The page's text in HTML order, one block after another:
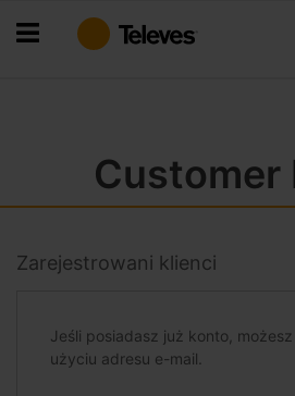
do
Customer
Zarejestrowani klienci
Jeśli posiadasz już konto,
użyciu adresu e-mail.